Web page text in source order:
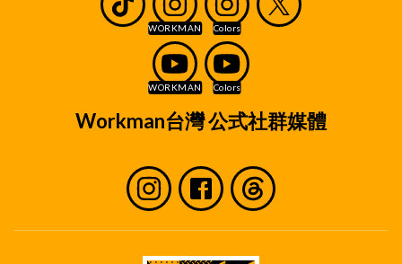
Workman台灣 公式社群媒體